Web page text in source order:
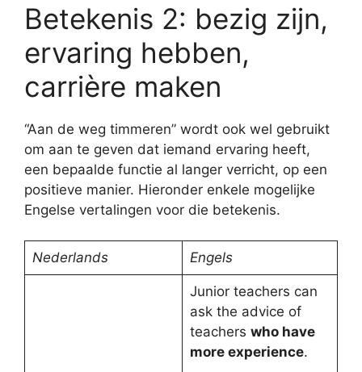
Betekenis 2: bezig zijn,
ervaring hebben,
carrière maken
“Aan de weg timmeren” wordt ook wel gebruikt
om aan te geven dat iemand ervaring heeft,
een bepaalde functie al langer verricht, op een
positieve manier. Hieronder enkele mogelijke
Engelse vertalingen voor die betekenis.
Nederlands Engels
Junior teachers can
ask the advice of
teachers who have
more experience.